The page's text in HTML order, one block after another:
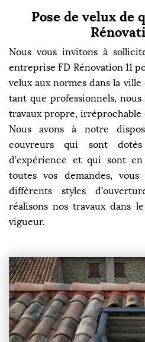
Pose de velux de
Nous vous invitons à
entreprise FD Rénovation 11
velux aux normes dans la
tant que professionnels,
travaux propre, irréprochable
Nous avons à notre
couvreurs qui sont
d’expérience et qui sont
toutes vos demandes,
différents styles
réalisons nos travaux dans
vigueur.